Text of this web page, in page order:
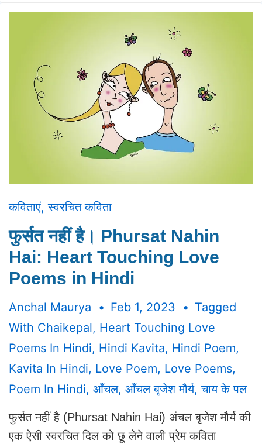
कविताएं,स्वरचित कविता
फुर्सत नहीं है। Phursat Nahin
Hai: Heart Touching Love
Poems in Hindi
Anchal Maurya Feb 1, 2023
Tagged
With Chaikepal, Heart Touching Love
Poems In Hindi, Hindi Kavita, Hindi Poem,
Kavita In Hindi, Love Poem, Love Poems,
Poem In Hindi, आँचल, आँचल बृजेश मौर्य,चाय के पल
फुर्सत नहीं है (Phursat Nahin Hai) अंचल बृजेश मौर्य की
एक ऐसी स्वरचित दिल को छू लेने वाली प्रेम कविता